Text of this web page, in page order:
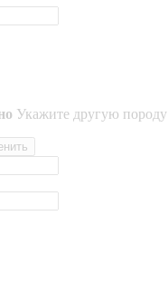
Укажите другую породу